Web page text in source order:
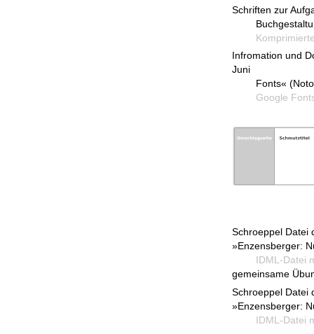
Schriften zur
Buchgestaltung
Komprimierte
Infromation und
Juni
Fonts« (Noto
Google Fonts
Schroeppel Datei
»Enzensberger:
IDML-Datei
gemeinsame
Schroeppel Datei
»Enzensberger:
IDML-Datei